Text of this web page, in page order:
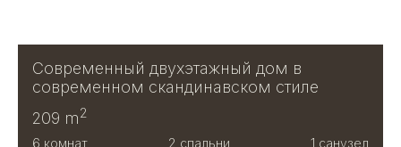
Современный двухэтажный дом в
современном скандинавском стиле
209 m2
6 комнат 2 спальни 1 санузел